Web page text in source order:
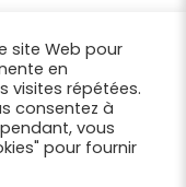
site Web pour
en
visites répétées.
consentez à
vous
pour fournir